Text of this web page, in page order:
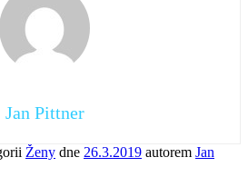
Jan Pittner
Ženy dne 26.3.2019 autorem Jan